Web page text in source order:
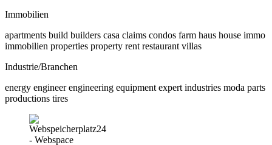
Immobilien
apartments build builders casa claims condos farm haus house immo
immobilien properties property rent restaurant villas
Industrie/Branchen
energy engineer engineering equipment expert industries moda parts
productions tires